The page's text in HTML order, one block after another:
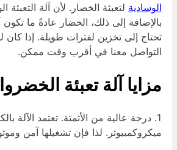
الوساديةلتعبئة الخضار. لأن آلة التعبئة
بالإضافة إلى ذلك، الخضار عادةً ما تكون
تحتاج إلى تخزين لفترات طويلة. إذا كان
التواصل معنا في أقرب وقت ممكن.
مزايا آلة تعبئة
1. درجة عالية من الأتمتة. تعتمد الآلة
ميكروكمبيوتر. لذا فإن تشغيلها آمن وموثوق.